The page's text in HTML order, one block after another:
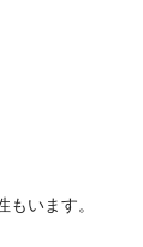
います。